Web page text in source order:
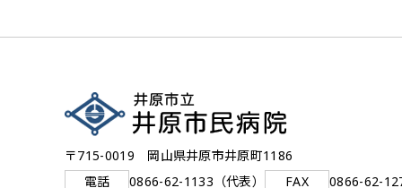
〒715-0019 岡山県井原市井原町1186
電話
0866-62-1133（代表） FAX 0866-62-